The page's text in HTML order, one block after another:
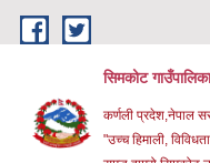
Skip to main content
सिमकोट गाउँपालिका
कर्णली प्रदेश,नेपाल
"उच्च हिमाली,